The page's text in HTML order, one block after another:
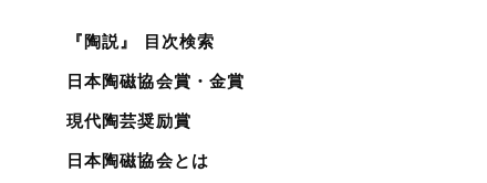
『陶説』 目次検索
日本陶磁協会賞・金賞
現代陶芸奨励賞
日本陶磁協会とは